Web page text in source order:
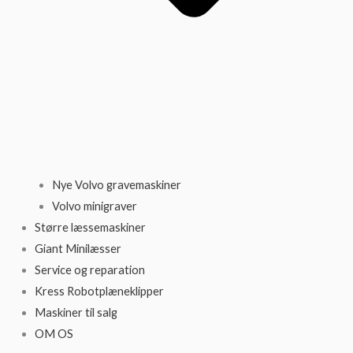
Nye Volvo gravemaskiner
Volvo minigraver
Større læssemaskiner
Giant Minilæsser
Service og reparation
Kress Robotplæneklipper
Maskiner til salg
OM OS